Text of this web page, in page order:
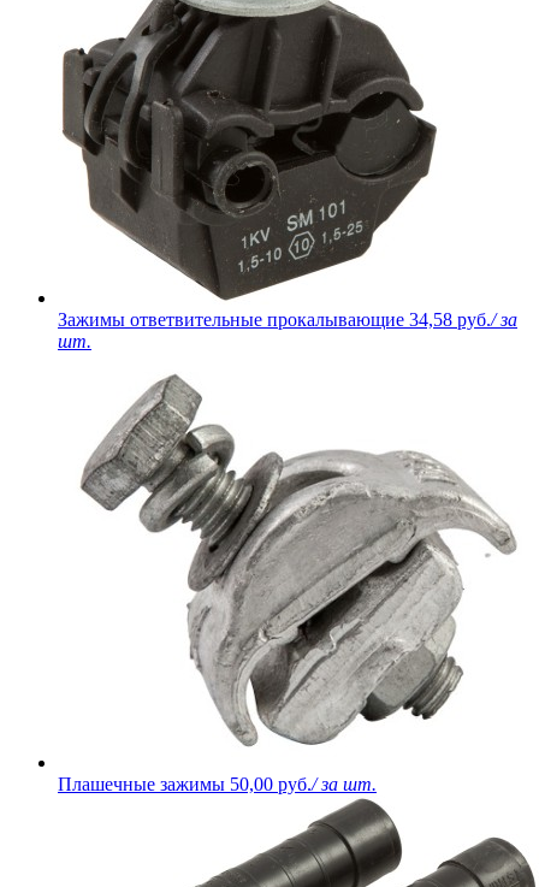
Зажимы ответвительные прокалывающие 34,58 руб./ за
шт.
Плашечные зажимы 50,00 руб./ за шт.